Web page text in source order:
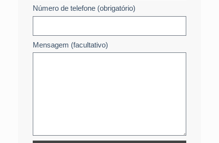
Número de telefone (obrigatório)
Mensagem (facultativo)